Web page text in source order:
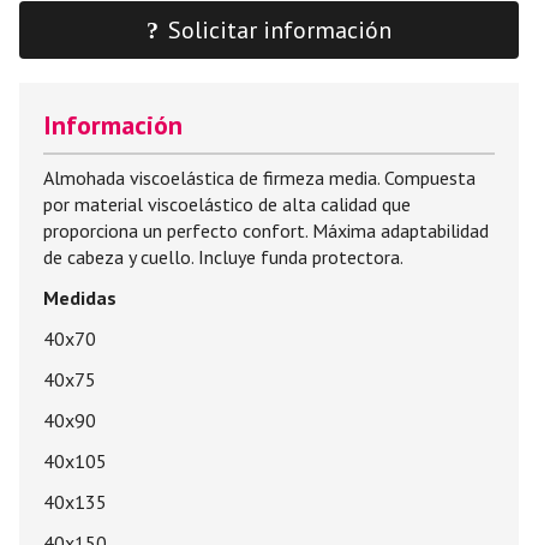
Solicitar información
Información
Almohada viscoelástica de firmeza media. Compuesta
por material viscoelástico de alta calidad que
proporciona un perfecto confort. Máxima adaptabilidad
de cabeza y cuello. Incluye funda protectora.
Medidas
40x70
40x75
40x90
40x105
40x135